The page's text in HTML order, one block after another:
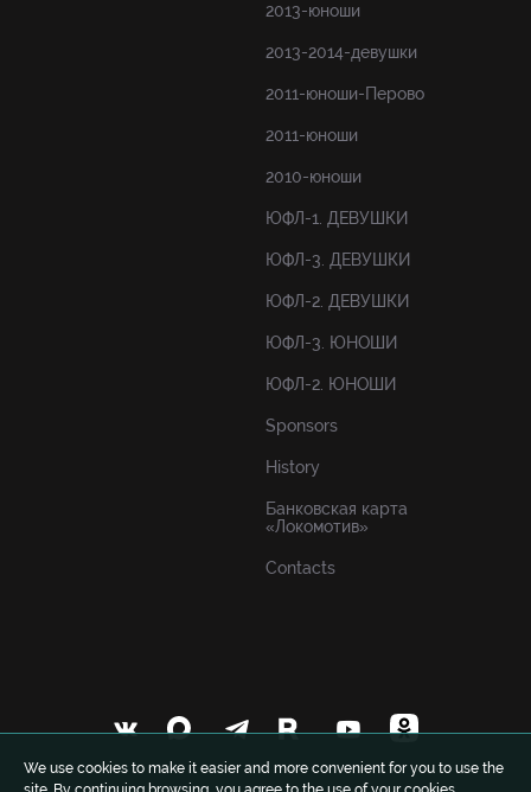
We use cookies to make it easier and more convenient for you to use the
2013-юноши
2013-2014-девушки
2011-юноши-Перово
2011-юноши
2010-юноши
ЮФЛ-1. ДЕВУШКИ
ЮФЛ-3. ДЕВУШКИ
ЮФЛ-2. ДЕВУШКИ
ЮФЛ-3. ЮНОШИ
ЮФЛ-2. ЮНОШИ
Sponsors
History
Банковская карта
«Локомотив»
Contacts